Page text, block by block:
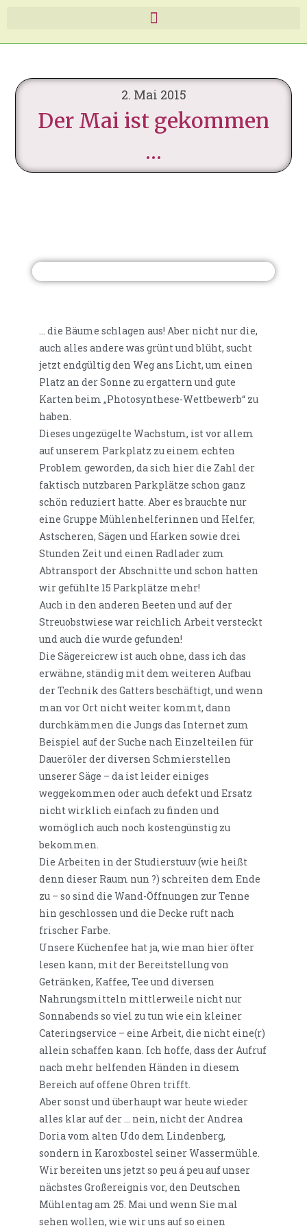
2. Mai 2015
Der Mai ist gekommen
…
… die Bäume schlagen aus! Aber nicht nur die,
auch alles andere was grünt und blüht, sucht
jetzt endgültig den Weg ans Licht, um einen
Platz an der Sonne zu ergattern und gute
Karten beim „Photosynthese-Wettbewerb“ zu
haben.
Dieses ungezügelte Wachstum, ist vor allem
auf unserem Parkplatz zu einem echten
Problem geworden, da sich hier die Zahl der
faktisch nutzbaren Parkplätze schon ganz
schön reduziert hatte. Aber es brauchte nur
eine Gruppe Mühlenhelferinnen und Helfer,
Astscheren, Sägen und Harken sowie drei
Stunden Zeit und einen Radlader zum
Abtransport der Abschnitte und schon hatten
wir gefühlte 15 Parkplätze mehr!
Auch in den anderen Beeten und auf der
Streuobstwiese war reichlich Arbeit versteckt
und auch die wurde gefunden!
Die Sägereicrew ist auch ohne, dass ich das
erwähne, ständig mit dem weiteren Aufbau
der Technik des Gatters beschäftigt, und wenn
man vor Ort nicht weiter kommt, dann
durchkämmen die Jungs das Internet zum
Beispiel auf der Suche nach Einzelteilen für
Daueröler der diversen Schmierstellen
unserer Säge – da ist leider einiges
weggekommen oder auch defekt und Ersatz
nicht wirklich einfach zu finden und
womöglich auch noch kostengünstig zu
bekommen.
Die Arbeiten in der Studierstuuv (wie heißt
denn dieser Raum nun ?) schreiten dem Ende
zu – so sind die Wand-Öffnungen zur Tenne
hin geschlossen und die Decke ruft nach
frischer Farbe.
Unsere Küchenfee hat ja, wie man hier öfter
lesen kann, mit der Bereitstellung von
Getränken, Kaffee, Tee und diversen
Nahrungsmitteln mittlerweile nicht nur
Sonnabends so viel zu tun wie ein kleiner
Cateringservice – eine Arbeit, die nicht eine(r)
allein schaffen kann. Ich hoffe, dass der Aufruf
nach mehr helfenden Händen in diesem
Bereich auf offene Ohren trifft.
Aber sonst und überhaupt war heute wieder
alles klar auf der … nein, nicht der Andrea
Doria vom alten Udo dem Lindenberg,
sondern in Karoxbostel seiner Wassermühle.
Wir bereiten uns jetzt so peu á peu auf unser
nächstes Großereignis vor, den Deutschen
Mühlentag am 25. Mai und wenn Sie mal
sehen wollen, wie wir uns auf so einen